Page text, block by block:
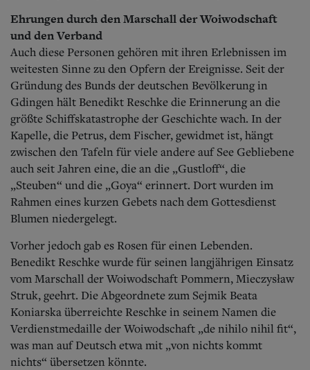
Ehrungen durch den Marschall der Woiwodschaft
und den Verband
Auch diese Personen gehören mit ihren Erlebnissen im
weitesten Sinne zu den Opfern der Ereignisse. Seit der
Gründung des Bunds der deutschen Bevölkerung in
Gdingen hält Benedikt Reschke die Erinnerung an die
größte Schiffskatastrophe der Geschichte wach. In der
Kapelle, die Petrus, dem Fischer, gewidmet ist, hängt
zwischen den Tafeln für viele andere auf See Gebliebene
auch seit Jahren eine, die an die „Gustloff“, die
„Steuben“ und die „Goya“ erinnert. Dort wurden im
Rahmen eines kurzen Gebets nach dem Gottesdienst
Blumen niedergelegt.
Vorher jedoch gab es Rosen für einen Lebenden.
Benedikt Reschke wurde für seinen langjährigen Einsatz
vom Marschall der Woiwodschaft Pommern, Mieczysław
Struk, geehrt. Die Abgeordnete zum Sejmik Beata
Koniarska überreichte Reschke in seinem Namen die
Verdienstmedaille der Woiwodschaft „de nihilo nihil fit“,
was man auf Deutsch etwa mit „von nichts kommt
nichts“ übersetzen könnte.